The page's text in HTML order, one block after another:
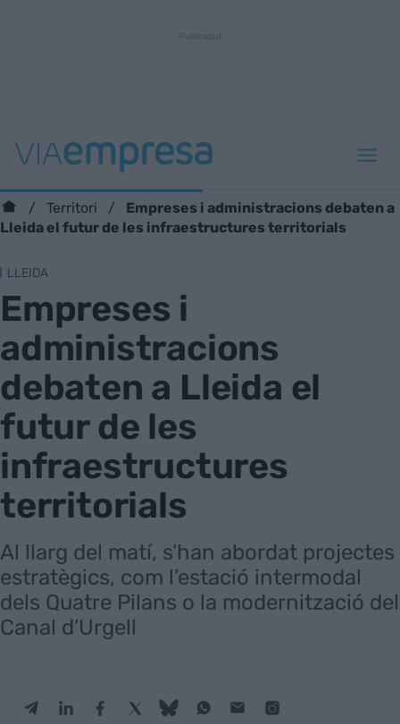
Territori
Empreses i administracions debaten a
Lleida el futur de les infraestructures territorials
LLEIDA
Empreses i
administracions
debaten a Lleida el
futur de les
infraestructures
territorials
Al llarg del matí, s’han abordat projectes
estratègics, com l’estació intermodal
dels Quatre Pilans o la modernització del
Canal d’Urgell